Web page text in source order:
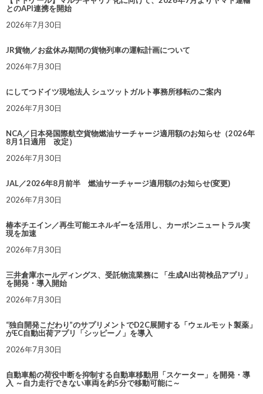
とのAPI連携を開始
2026年7月30日
JR貨物／お盆休み期間の貨物列車の運転計画について
2026年7月30日
にしてつドイツ現地法人 シュツットガルト事務所移転のご案内
2026年7月30日
NCA／日本発国際航空貨物燃油サーチャージ適用額のお知らせ（2026年
8月1日適用 改定）
2026年7月30日
JAL／2026年8月前半 燃油サーチャージ適用額のお知らせ(変更)
2026年7月30日
椿本チエイン／再生可能エネルギーを活用し、カーボンニュートラル実
現を加速
2026年7月30日
三井倉庫ホールディングス、受託物流業務に 「生成AI出荷検品アプリ」
を開発・導入開始
2026年7月30日
“独自開発こだわり”のサプリメントでD2C展開する「ウェルモット製薬」
がEC自動出荷アプリ「シッピーノ」を導入
2026年7月30日
自動車船の荷役中断を抑制する自動車移動用「スケーター」を開発・導
入 ～自力走行できない車両を約5分で移動可能に～